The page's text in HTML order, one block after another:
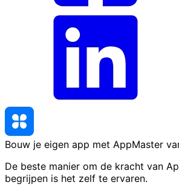
Bouw je eigen app met AppMaster
De beste manier om de kracht van
begrijpen is het zelf te ervaren.